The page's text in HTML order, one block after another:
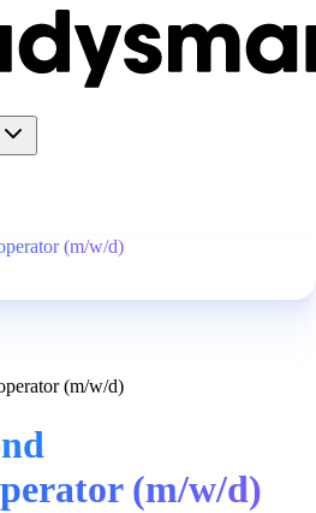
(m/w/d)
(m/w/d)
(m/w/d)